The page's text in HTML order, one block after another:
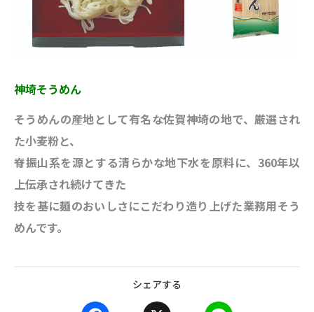
神埼そうめん
そうめんの産地として有名な佐賀神埼の地で、厳選され
た小麦粉と、
脊振山系を源とする清らかな地下水を原料に、360年以
上伝承され続けてきた
技を基に麺のおいしさにこだわり造り上げた業務用そう
めんです。
シェアする